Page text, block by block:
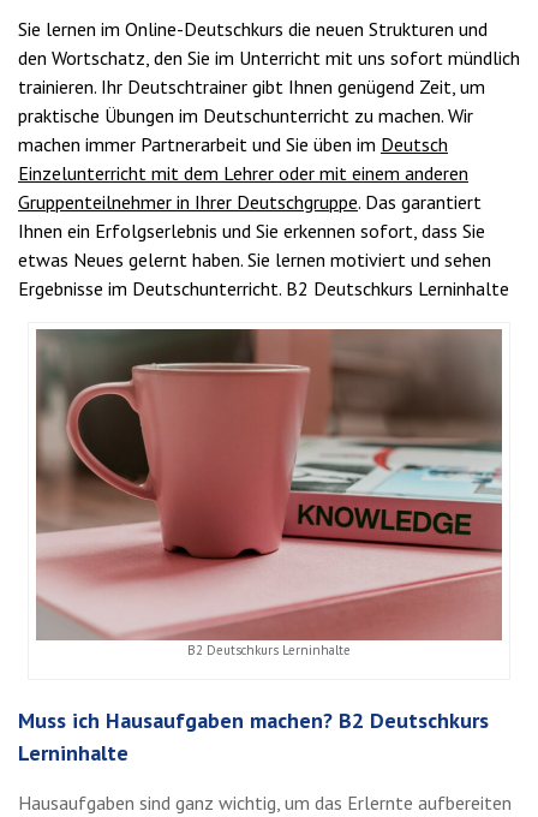
Sie lernen im Online-Deutschkurs die neuen Strukturen und
den Wortschatz, den Sie im Unterricht mit uns sofort mündlich
trainieren. Ihr Deutschtrainer gibt Ihnen genügend Zeit, um
praktische Übungen im Deutschunterricht zu machen. Wir
machen immer Partnerarbeit und Sie üben im Deutsch
Einzelunterricht mit dem Lehrer oder mit einem anderen
Gruppenteilnehmer in Ihrer Deutschgruppe. Das garantiert
Ihnen ein Erfolgserlebnis und Sie erkennen sofort, dass Sie
etwas Neues gelernt haben. Sie lernen motiviert und sehen
Ergebnisse im Deutschunterricht. B2 Deutschkurs Lerninhalte
B2 Deutschkurs Lerninhalte
Muss ich Hausaufgaben machen? B2 Deutschkurs
Lerninhalte
Hausaufgaben sind ganz wichtig, um das Erlernte aufbereiten